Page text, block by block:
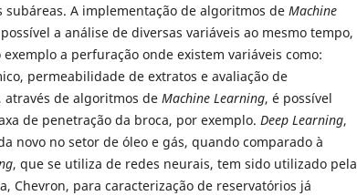
subáreas. A implementação de algoritmos de Machine
a análise de diversas variáveis ao mesmo tempo,
a perfuração onde existem variáveis como:
permeabilidade de extratos e avaliação de
através de algoritmos de Machine Learning, é possível
de penetração da broca, por exemplo. Deep Learning,
novo no setor de óleo e gás, quando comparado à
, que se utiliza de redes neurais, tem sido utilizado pela
Chevron, para caracterização de reservatórios já